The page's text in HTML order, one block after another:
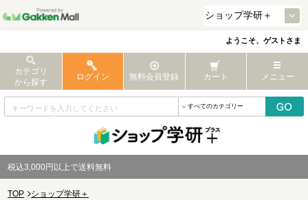
ようこそ、ゲストさま
カテゴリ
から探す
ログイン 無料会員登録 カート メニュー
税込3,000円以上で送料無料
TOP
ショップ学研＋